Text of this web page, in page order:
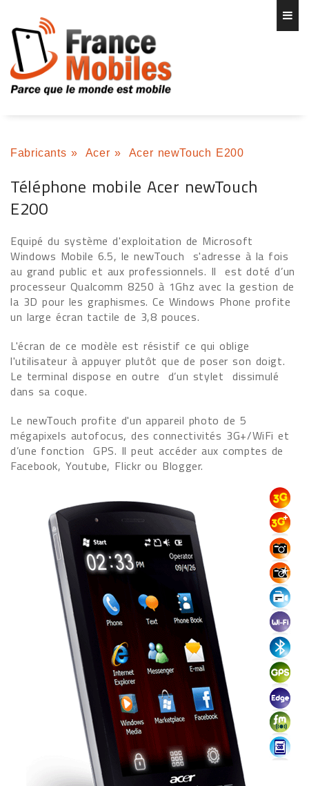
Fabricants » Acer » Acer newTouch E200
Téléphone mobile Acer newTouch
E200
Equipé du système d'exploitation de Microsoft
Windows Mobile 6.5, le newTouch
s'adresse à la fois
au grand public et aux professionnels. Il est doté d’un
processeur Qualcomm 8250 à 1Ghz avec la gestion de
la 3D pour les graphismes. Ce Windows Phone profite
un large écran tactile de 3,8 pouces.
L'écran de ce modèle est résistif ce qui oblige
l'utilisateur à appuyer plutôt que de poser son doigt.
Le terminal dispose en outre d’un stylet dissimulé
dans sa coque.
Le newTouch profite d'un appareil photo de 5
mégapixels autofocus, des connectivités 3G+/WiFi et
d’une fonction GPS. Il peut accéder aux comptes de
Facebook, Youtube, Flickr ou Blogger.